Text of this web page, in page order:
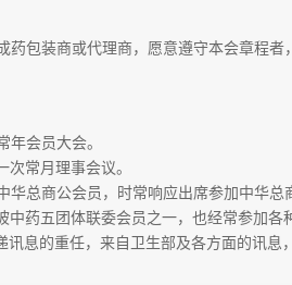
药包装商或代理商，愿意遵守本会章程者
年会员大会。
次常月理事会议。
华总商公会员，时常响应出席参加中华总
中药五团体联委会员之一，也经常参加各
讯息的重任，来自卫生部及各方面的讯息